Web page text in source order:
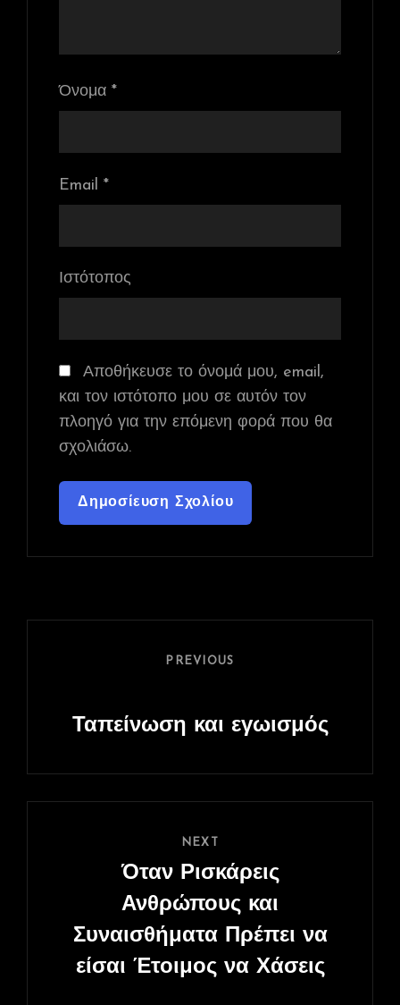
Όνομα *
Email *
Ιστότοπος
Αποθήκευσε το όνομά μου, email,
και τον ιστότοπο μου σε αυτόν τον
πλοηγό για την επόμενη φορά που θα
σχολιάσω.
PREVIOUS
Ταπείνωση και εγωισμός
NEXT
Όταν Ρισκάρεις
Ανθρώπους και
Συναισθήματα Πρέπει να
είσαι Έτοιμος να Χάσεις